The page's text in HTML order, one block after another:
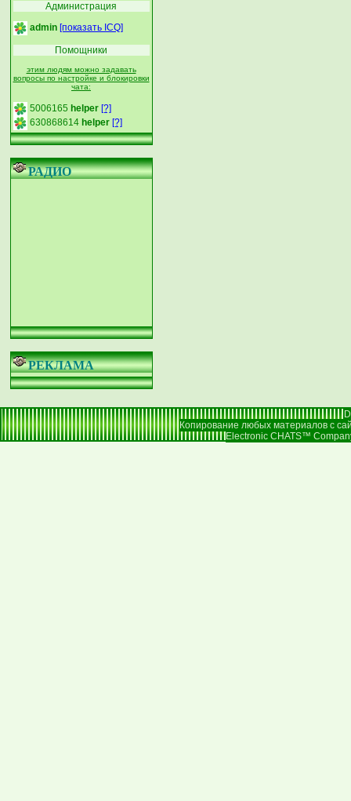
Администрация
admin [показать ICQ]
Помощники
этим людям можно задавать
вопросы по настройке и блокировки
чата:
5006165 helper [?]
630868614 helper [?]
РАДИО
РЕКЛАМА
Копирование любых материалов с
Electronic CHATS™